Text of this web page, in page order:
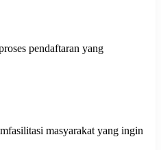
pendaftaran yang
masyarakat yang ingin